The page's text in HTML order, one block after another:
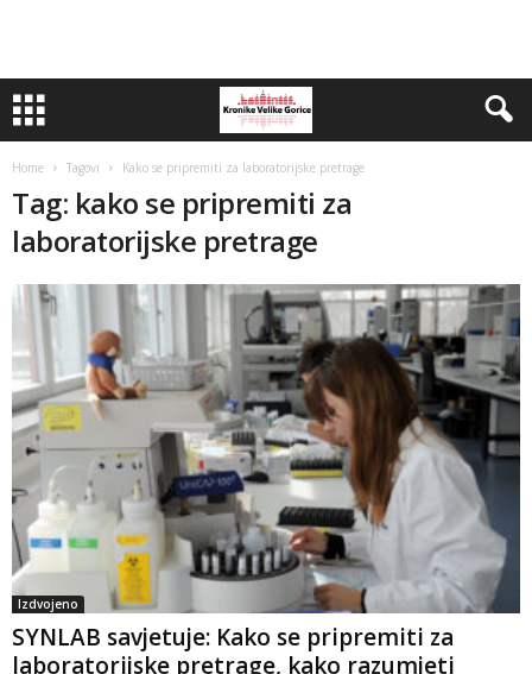
Home Tagovi Kako se pripremiti za laboratorijske pretrage
Tag: kako se pripremiti za
laboratorijske pretrage
Izdvojeno
SYNLAB savjetuje: Kako se pripremiti za
laboratorijske pretrage, kako razumjeti